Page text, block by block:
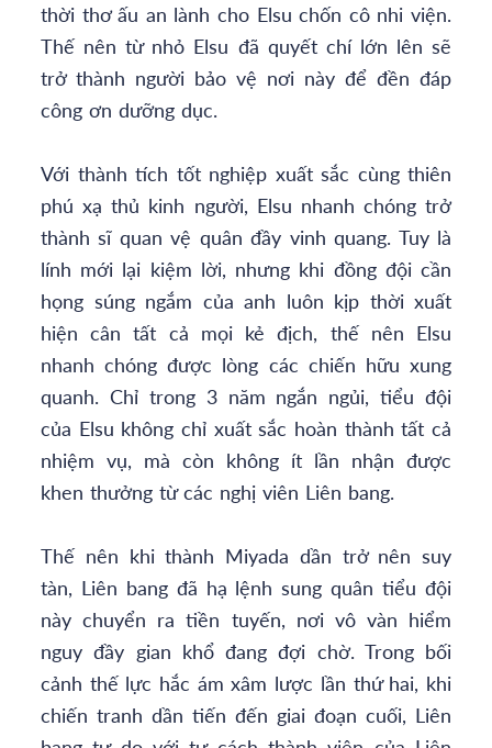
thời thơ ấu an lành cho Elsu chốn cô nhi viện.
Thế nên từ nhỏ Elsu đã quyết chí lớn lên sẽ
trở thành người bảo vệ nơi này để đền đáp
công ơn dưỡng dục.
Với thành tích tốt nghiệp xuất sắc cùng thiên
phú xạ thủ kinh người, Elsu nhanh chóng trở
thành sĩ quan vệ quân đầy vinh quang. Tuy là
lính mới lại kiệm lời, nhưng khi đồng đội cần
họng súng ngắm của anh luôn kịp thời xuất
hiện cân tất cả mọi kẻ địch, thế nên Elsu
nhanh chóng được lòng các chiến hữu xung
quanh. Chỉ trong 3 năm ngắn ngủi, tiểu đội
của Elsu không chỉ xuất sắc hoàn thành tất cả
nhiệm vụ, mà còn không ít lần nhận được
khen thưởng từ các nghị viên Liên bang.
Thế nên khi thành Miyada dần trở nên suy
tàn, Liên bang đã hạ lệnh sung quân tiểu đội
này chuyển ra tiền tuyến, nơi vô vàn hiểm
nguy đầy gian khổ đang đợi chờ. Trong bối
cảnh thế lực hắc ám xâm lược lần thứ hai, khi
chiến tranh dần tiến đến giai đoạn cuối, Liên